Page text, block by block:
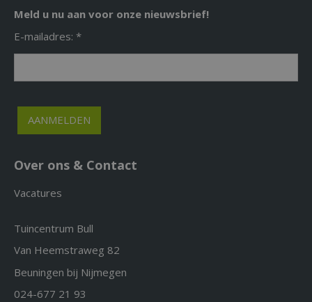
Meld u nu aan voor onze nieuwsbrief!
E-mailadres: *
Over ons & Contact
Vacatures
Tuincentrum Bull
Van Heemstraweg 82
Beuningen bij Nijmegen
024-677 21 93